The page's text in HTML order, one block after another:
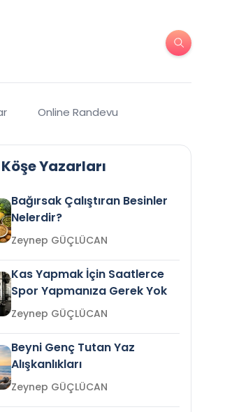
Online Randevu
Köşe Yazarları
Bağırsak Çalıştıran Besinler
Nelerdir?
Zeynep GÜÇLÜCAN
Kas Yapmak İçin Saatlerce
Spor Yapmanıza Gerek Yok
Zeynep GÜÇLÜCAN
Beyni Genç Tutan Yaz
Alışkanlıkları
Zeynep GÜÇLÜCAN